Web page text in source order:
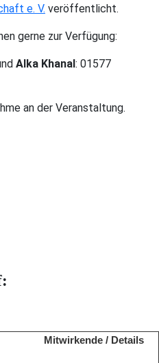
e. V. veröffentlicht.
gerne zur Verfügung:
Alka Khanal: 01577
an der Veranstaltung.
Mitwirkende / Details